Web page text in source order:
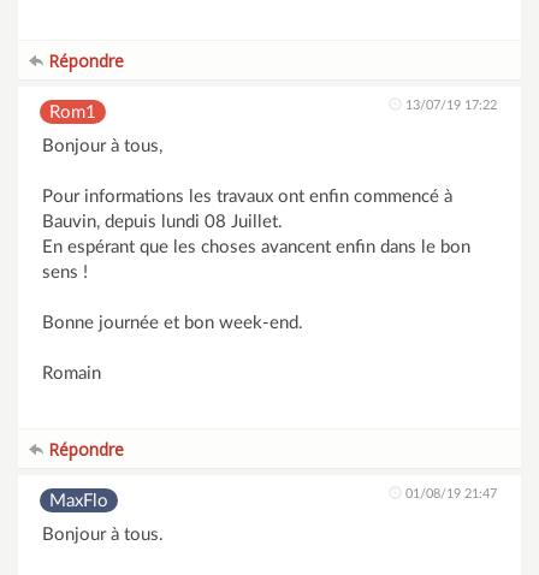
Répondre
Rom1 13/07/19 17:22
Bonjour à tous,
Pour informations les travaux ont enfin commencé à
Bauvin, depuis lundi 08 Juillet.
En espérant que les choses avancent enfin dans le bon
sens !
Bonne journée et bon week-end.
Romain
Répondre
MaxFlo 01/08/19 21:47
Bonjour à tous.